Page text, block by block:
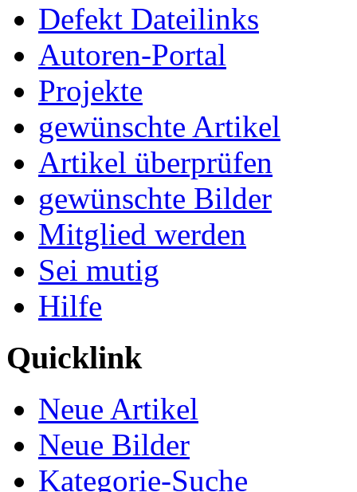
Defekt Dateilinks
Autoren-Portal
Projekte
gewünschte Artikel
Artikel überprüfen
gewünschte Bilder
Mitglied werden
Sei mutig
Hilfe
Quicklink
Neue Artikel
Neue Bilder
Kategorie-Suche